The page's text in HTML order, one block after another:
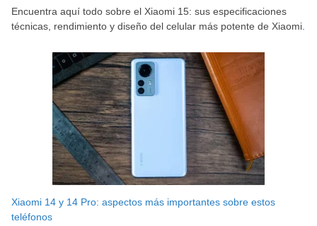
Encuentra aquí todo sobre el Xiaomi 15: sus especificaciones
técnicas, rendimiento y diseño del celular más potente de Xiaomi.
Xiaomi 14 y 14 Pro: aspectos más importantes sobre estos
teléfonos